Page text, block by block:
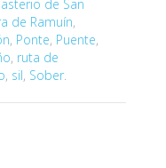
de San
de Ramuín,
, Ponte, Puente,
, ruta de
, sil, Sober